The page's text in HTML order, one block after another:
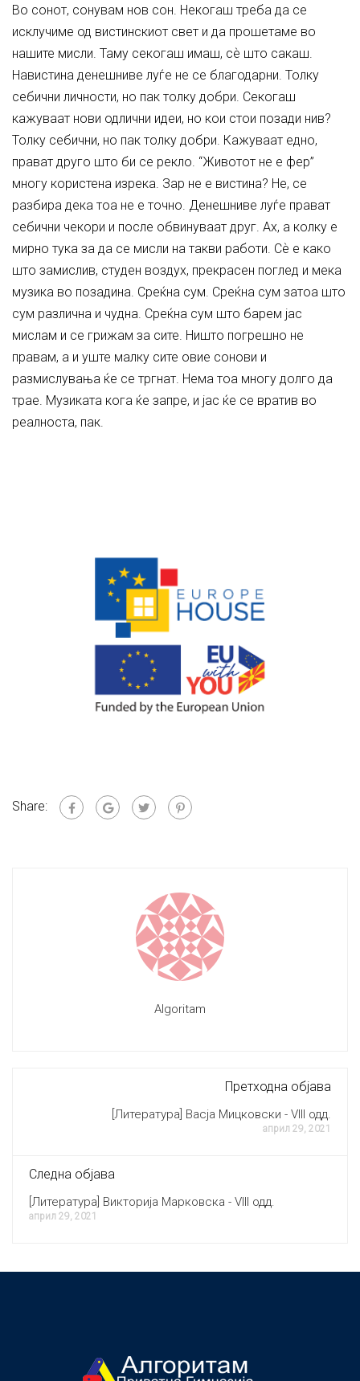
Во сонот, сонувам нов сон. Некогаш треба да се
исклучиме од вистинскиот свет и да прошетаме во
нашите мисли. Таму секогаш имаш, сѐ што сакаш.
Навистина денешниве луѓе не се благодарни. Толку
себични личности, но пак толку добри. Секогаш
кажуваат нови одлични идеи, но кои стои позади нив?
Толку себични, но пак толку добри. Кажуваат едно,
прават друго што би се рекло. “Животот не е фер”
многу користена изрека. Зар не е вистина? Не, се
разбира дека тоа не е точно. Денешниве луѓе прават
себични чекори и после обвинуваат друг. Ах, а колку е
мирно тука за да се мисли на такви работи. Сѐ е како
што замислив, студен воздух, прекрасен поглед и мека
музика во позадина. Среќна сум. Среќна сум затоа што
сум различна и чудна. Среќна сум што барем јас
мислам и се грижам за сите. Ништо погрешно не
правам, а и уште малку сите овие сонови и
размислувања ќе се тргнат. Нема тоа многу долго да
трае. Музиката кога ќе запре, и јас ќе се вратив во
реалноста, пак.
Share:
Algoritam
Претходна објава
[Литература] Васја Мицковски - VIII одд.
април 29, 2021
Следна објава
[Литература] Викторија Марковска - VIII одд.
април 29, 2021